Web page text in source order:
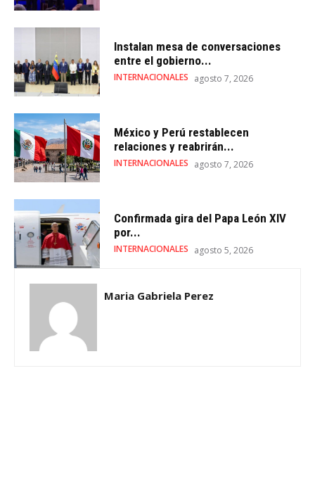
Instalan mesa de conversaciones
entre el gobierno...
INTERNACIONALES agosto 7, 2026
México y Perú restablecen
relaciones y reabrirán...
INTERNACIONALES agosto 7, 2026
Confirmada gira del Papa León XIV
por...
INTERNACIONALES agosto 5, 2026
Maria Gabriela Perez